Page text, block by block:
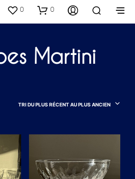
0 0
Martini
TRI DU PLUS RÉCENT AU PLUS ANCIEN